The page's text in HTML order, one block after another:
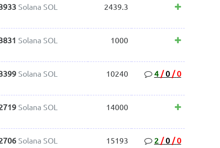
Solana SOL 2439.3
Solana SOL 1000
Solana SOL 10240 4 / 0 / 0
Solana SOL 14000
Solana SOL 15193 2 / 0 / 0